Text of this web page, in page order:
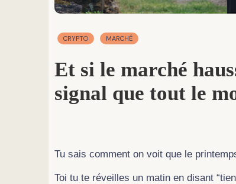
CRYPTO MARCHÉ
et si le marché haussier arrivait sans le
signal que tout le
Tu sais comment on voit que le
Toi tu te réveilles un matin en disant